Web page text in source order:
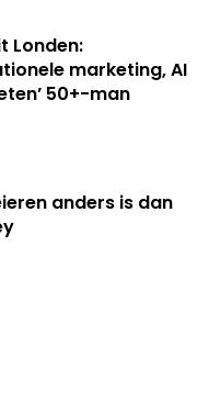
Londen:
marketing, AI
50+-man
anders is dan